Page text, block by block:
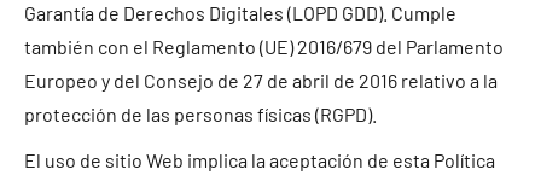
Garantía de Derechos Digitales (LOPD GDD). Cumple
también con el Reglamento (UE) 2016/679 del Parlamento
Europeo y del Consejo de 27 de abril de 2016 relativo a la
protección de las personas físicas (RGPD).
El uso de sitio Web implica la aceptación de esta Política